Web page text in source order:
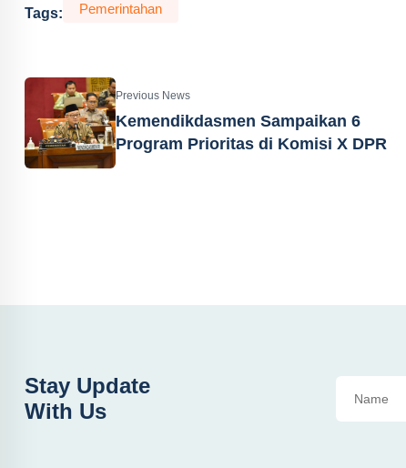
Tags: Pemerintahan
Previous News
Kemendikdasmen Sampaikan 6
Program Prioritas di Komisi X DPR
Stay Update
With Us